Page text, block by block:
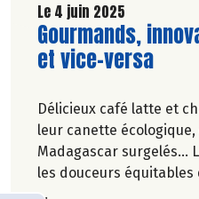
Le 4 juin 2025
Lire la suite de
Gourmands,
et vice-versa
Délicieux café latte et
leur canette
Madagascar surgelés...
les douceurs